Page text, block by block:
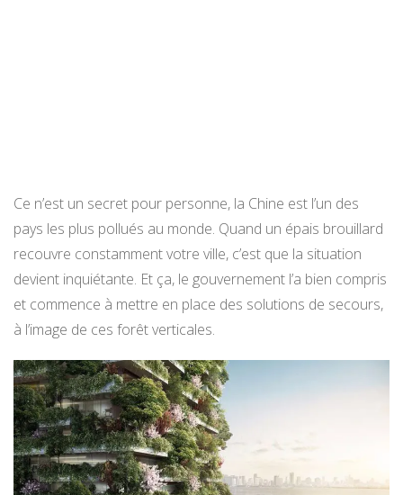
Ce n’est un secret pour personne, la Chine est l’un des
pays les plus pollués au monde. Quand un épais brouillard
recouvre constamment votre ville, c’est que la situation
devient inquiétante. Et ça, le gouvernement l’a bien compris
et commence à mettre en place des solutions de secours,
à l’image de ces forêt verticales.